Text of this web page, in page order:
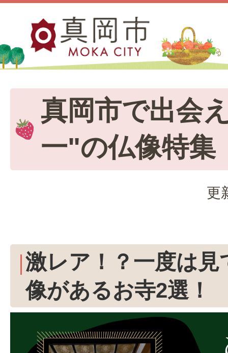
真岡市で出会
一"の仏像特集
更
激レア！？一度は見
像があるお寺2選！